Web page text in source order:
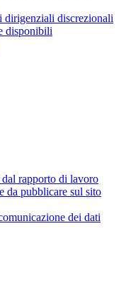
dirigenziali discrezionali
disponibili
rapporto di lavoro
da pubblicare sul sito
dei dati